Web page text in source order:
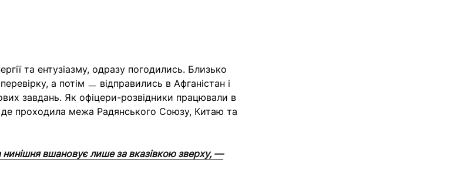
та ентузіазму, одразу погодились. Близько
а потім ㅡ відправились в Афганістан і
завдань. Як офіцери-розвідники працювали в
де проходила межа Радянського Союзу, Китаю та
нинішня вшановує лише за вказівкою зверху, —